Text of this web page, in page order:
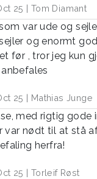
25 | Tom Diamant
var ude og
og enormt
før , tror jeg kun
25 | Mathias Junge
med rigtig gode
var nødt til at stå
herfra!
25 | Torleif Røst